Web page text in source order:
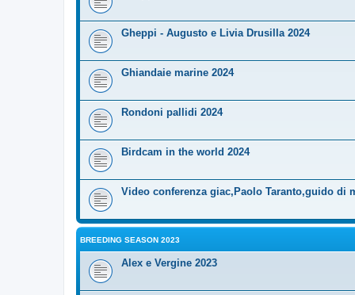
Gheppi - Augusto e Livia Drusilla 2024
Ghiandaie marine 2024
Rondoni pallidi 2024
Birdcam in the world 2024
Video conferenza giac,Paolo Taranto,guido di
BREEDING SEASON 2023
Alex e Vergine 2023